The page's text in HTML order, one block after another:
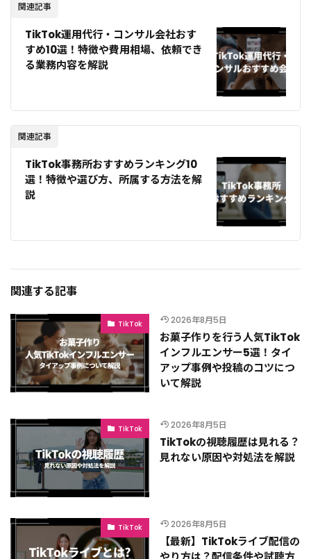
関連記事
TikTok運用代行・コンサル会社おす
すめ10選！特徴や費用相場、依頼でき
る業務内容を解説
関連記事
TikTok事務所おすすめランキング10
選！特徴や選び方、所属する方法を解
説
関連する記事
TikTok 2026年8月5日
お菓子作りを行う人気TikTok
インフルエンサー5選！タイ
アップ事例や投稿のコツにつ
いて解説
TikTok 2026年8月5日
TikTokの視聴履歴は見れる？
見れない原因や対処法を解説
TikTok 2026年8月5日
【最新】TikTokライブ配信の